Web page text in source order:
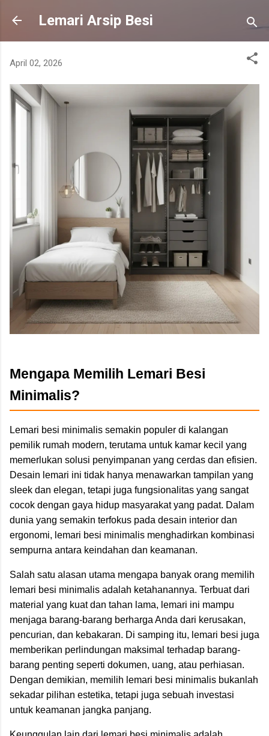
Skip to main content
Lemari Arsip Besi
April 02, 2026
Mengapa Memilih Lemari Besi
Minimalis?
Lemari besi minimalis semakin populer di kalangan
pemilik rumah modern, terutama untuk kamar kecil yang
memerlukan solusi penyimpanan yang cerdas dan efisien.
Desain lemari ini tidak hanya menawarkan tampilan yang
sleek dan elegan, tetapi juga fungsionalitas yang sangat
cocok dengan gaya hidup masyarakat yang padat. Dalam
dunia yang semakin terfokus pada desain interior dan
ergonomi, lemari besi minimalis menghadirkan kombinasi
sempurna antara keindahan dan keamanan.
Salah satu alasan utama mengapa banyak orang memilih
lemari besi minimalis adalah ketahanannya. Terbuat dari
material yang kuat dan tahan lama, lemari ini mampu
menjaga barang-barang berharga Anda dari kerusakan,
pencurian, dan kebakaran. Di samping itu, lemari besi juga
memberikan perlindungan maksimal terhadap barang-
barang penting seperti dokumen, uang, atau perhiasan.
Dengan demikian, memilih lemari besi minimalis bukanlah
sekadar pilihan estetika, tetapi juga sebuah investasi
untuk keamanan jangka panjang.